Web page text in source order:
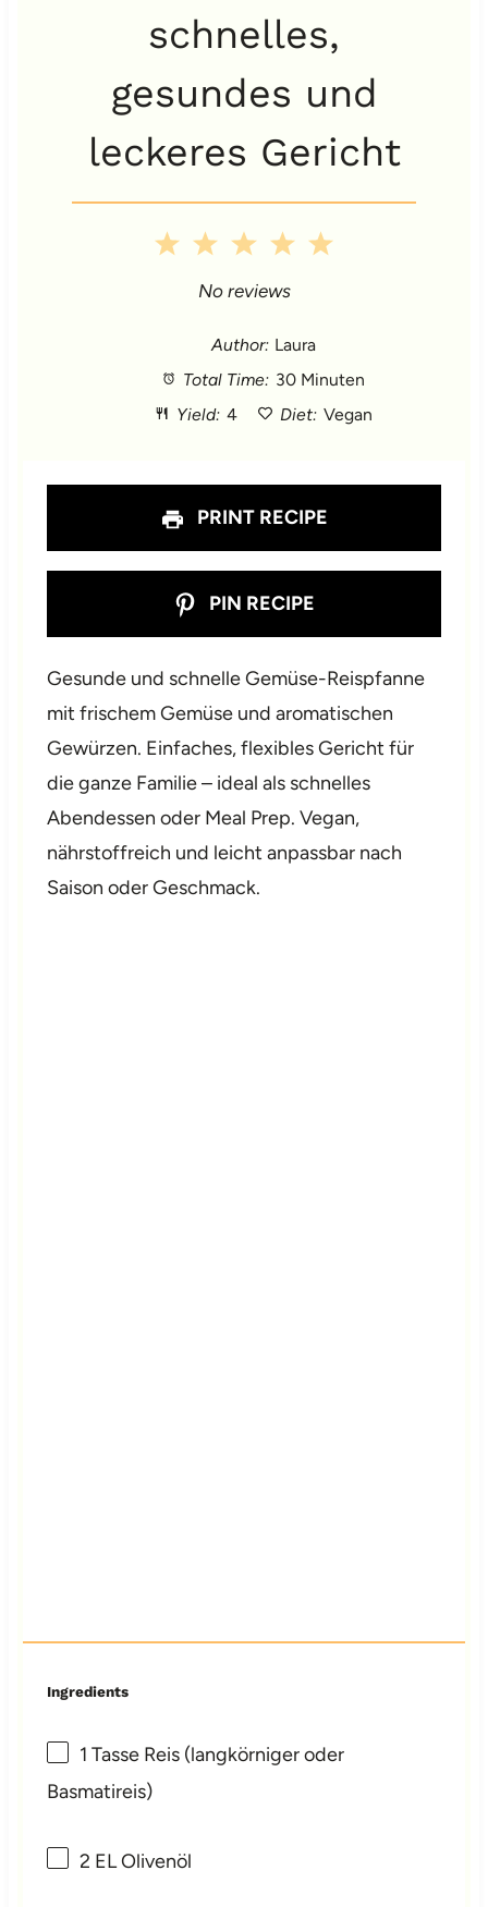
schnelles,
gesundes und
leckeres Gericht
5
a
s
4
t
a
s
3
S
t
a
s
2
S
t
a
s
1
a
No reviews
Author: Laura
Total Time: 30 Minuten
Yield: 4 Diet: Vegan
PRINT RECIPE
PIN RECIPE
Gesunde und schnelle Gemüse-Reispfanne
mit frischem Gemüse und aromatischen
Gewürzen. Einfaches, flexibles Gericht für
die ganze Familie – ideal als schnelles
Abendessen oder Meal Prep. Vegan,
nährstoffreich und leicht anpassbar nach
Saison oder Geschmack.
Ingredients
1 Tasse Reis (langkörniger oder
Basmatireis)
2 EL Olivenöl